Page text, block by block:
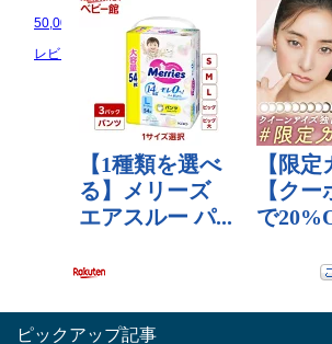
50,000 円
レビュー数：0
レビュー数：0 150,000 円
レビュー数
ピックアップ記事